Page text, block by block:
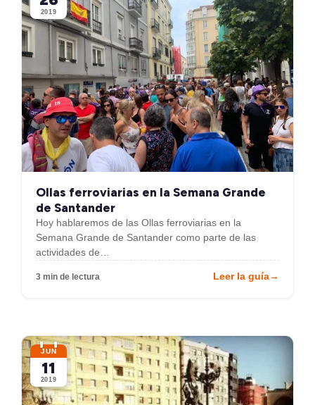
2019
Ollas ferroviarias en la Semana Grande
de Santander
Hoy hablaremos de las Ollas ferroviarias en la
Semana Grande de Santander como parte de las
actividades de…
3 min de lectura Leer la guía→
JUN
11
2019